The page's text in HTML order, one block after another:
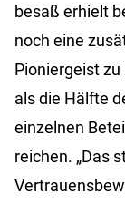
besaß erhielt
noch eine
Pioniergeist
als die Hälfte
einzelnen
reichen. „Das